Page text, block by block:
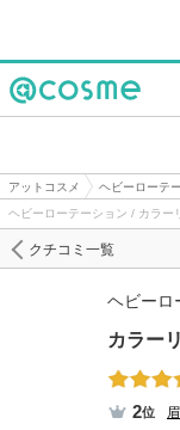
アットコスメ ヘビーローテ
ヘビーローテーション / カラー
クチコミ一覧
ヘビーロ
カラー
2位